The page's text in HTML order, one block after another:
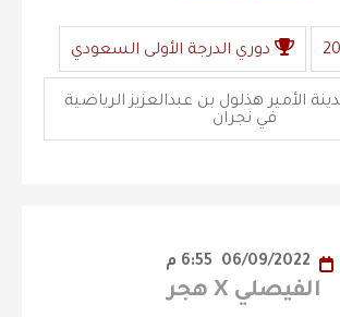
دوري الدرجة الأولى السعودي
الأمير هذلول بن عبدالعزيز الرياضية
في نجران
الفيصلي X هجر